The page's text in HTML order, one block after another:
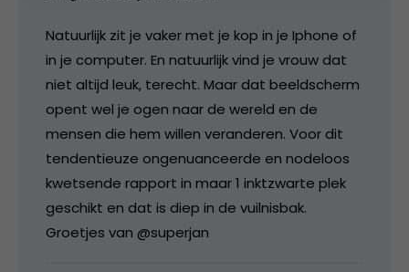
Natuurlijk zit je vaker met je kop in je Iphone of
in je computer. En natuurlijk vind je vrouw dat
niet altijd leuk, terecht. Maar dat beeldscherm
opent wel je ogen naar de wereld en de
mensen die hem willen veranderen. Voor dit
tendentieuze ongenuanceerde en nodeloos
kwetsende rapport in maar 1 inktzwarte plek
geschikt en dat is diep in de vuilnisbak.
Groetjes van @superjan